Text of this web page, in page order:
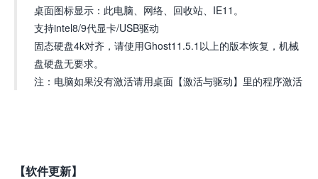
桌面图标显示：此电脑、网络、回收站、IE11。
支持intel8/9代显卡/USB驱动
固态硬盘4k对齐，请使用Ghost11.5.1以上的版本恢复，机械
盘硬盘无要求。
注：电脑如果没有激活请用桌面【激活与驱动】里的程序激活
【软件更新】